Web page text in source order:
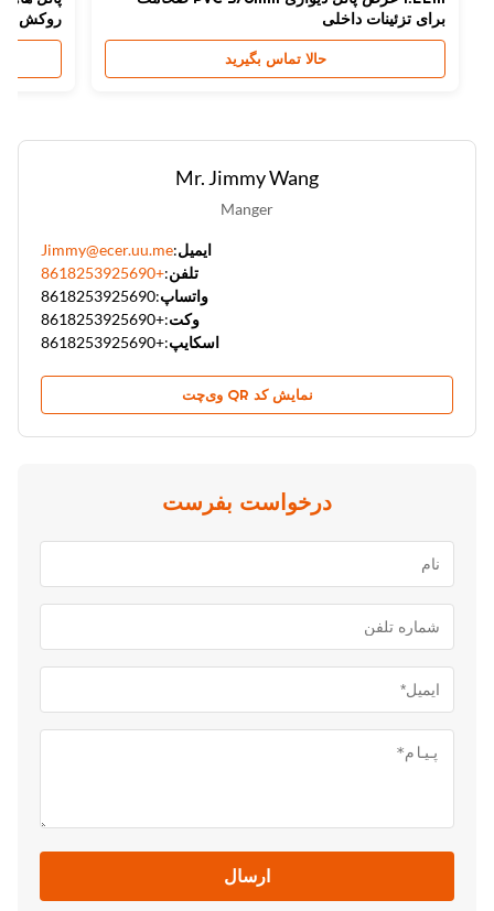
برای تزئینات داخلی
حالا تماس بگیرید
روکش طرح
Mr. Jimmy Wang
Manger
ایمیل:Jimmy@ecer.uu.me
+8618253925690
واتساپ:8618253925690
+8618253925690
اسکایپ:+8618253925690
نمایش کد QR وی‌چت
درخواست بفرست
ارسال